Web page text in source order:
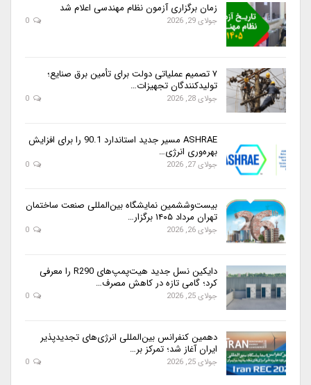
زمان برگزاری آزمون نظام مهندسی اعلام شد
جولای 29, 2026
۷ تصمیم عملیاتی دولت برای تأمین برق صنایع؛
تولیدکنندگان تجهیزات…
جولای 28, 2026
ASHRAE مسیر جدید استاندارد 90.1 را برای افزایش
بهره‌وری انرژی…
جولای 27, 2026
بیست‌وششمین نمایشگاه بین‌المللی صنعت ساختمان
تهران مرداد ۱۴۰۵ برگزار…
جولای 26, 2026
دایکین نسل جدید هیت‌پمپ‌های R290 را معرفی
کرد؛ گامی تازه در کاهش مصرف…
جولای 25, 2026
دهمین کنفرانس بین‌المللی انرژی‌های تجدیدپذیر
ایران آغاز شد؛ تمرکز بر…
جولای 25, 2026